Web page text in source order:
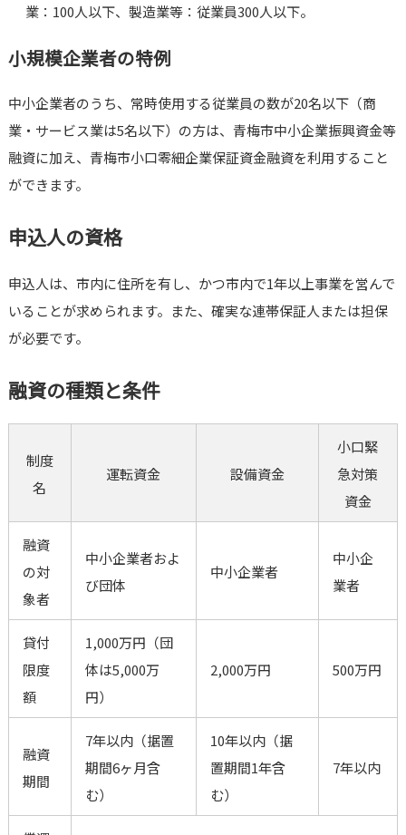
業：100人以下、製造業等：従業員300人以下。
小規模企業者の特例
中小企業者のうち、常時使用する従業員の数が20名以下（商
業・サービス業は5名以下）の方は、青梅市中小企業振興資金等
融資に加え、青梅市小口零細企業保証資金融資を利用すること
ができます。
申込人の資格
申込人は、市内に住所を有し、かつ市内で1年以上事業を営んで
いることが求められます。また、確実な連帯保証人または担保
が必要です。
融資の種類と条件
制度
名
運転資金 設備資金
小口緊
急対策
資金
融資
の対
象者
中小企業者およ
び団体
中小企業者
中小企
業者
貸付
限度
額
1,000万円（団
体は5,000万
円）
2,000万円 500万円
融資
期間
7年以内（据置
期間6ヶ月含
む）
10年以内（据
置期間1年含
む）
7年以内